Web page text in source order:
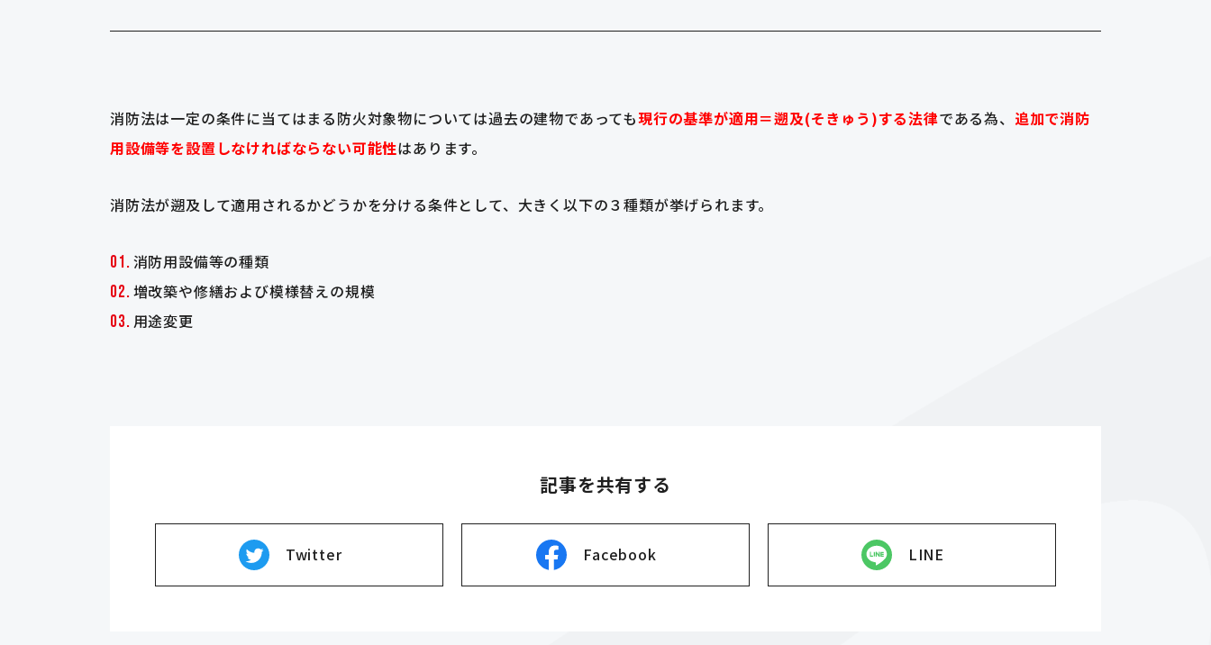
消防法は一定の条件に当てはまる防火対象物については過去の建物であっても現行の基準が適用＝遡及(そきゅう)する法律である為、 追加で消防
用設備等を設置しなければならない可能性はあります。
消防法が遡及して適用されるかどうかを分ける条件として、大きく以下の３種類が挙げられます。
消防用設備等の種類
増改築や修繕および模様替えの規模
用途変更
記事を共有する
Twitter Facebook LINE